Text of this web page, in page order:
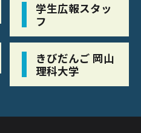
学生広報スタッ
フ
きびだんご 岡山
理科大学